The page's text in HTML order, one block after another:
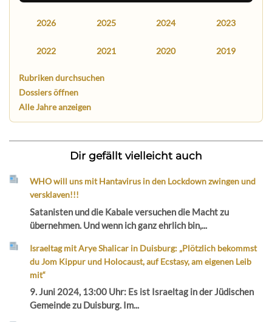
2026 2025 2024 2023
2022 2021 2020 2019
Rubriken durchsuchen
Dossiers öffnen
Alle Jahre anzeigen
Dir gefällt vielleicht auch
WHO will uns mit Hantavirus in den Lockdown zwingen und
versklaven!!!
Satanisten und die Kabale versuchen die Macht zu
übernehmen. Und wenn ich ganz ehrlich bin,...
Israeltag mit Arye Shalicar in Duisburg: „Plötzlich bekommst
du Jom Kippur und Holocaust, auf Ecstasy, am eigenen Leib
mit“
9. Juni 2024, 13:00 Uhr: Es ist Israeltag in der Jüdischen
Gemeinde zu Duisburg. Im...